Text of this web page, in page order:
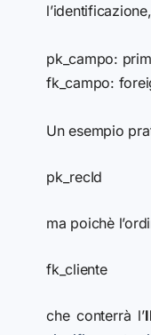
pk_campo:
fk_campo:
Un esempio
pk_recId
ma poichè
fk_cliente
che conterrà l’